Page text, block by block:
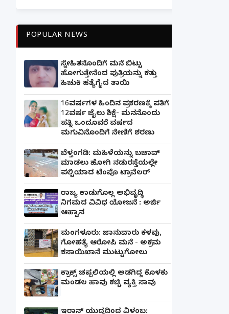
POPULAR NEWS
ಸ್ನೇಹಿತನೊಂದಿಗೆ ಮನೆ ಬಿಟ್ಟು
ಹೋಗುತ್ತೇನೆಂದ ಪುತ್ರಿಯನ್ನು ಕತ್ತು
ಹಿಚುಕಿ ಹತ್ಯೆಗೈದ ತಾಯಿ
16ವರ್ಷಗಳ ಹಿಂದಿನ ಪ್ರಕರಣಕ್ಕೆ ಪತಿಗೆ
12ವರ್ಷ ಜೈಲು ಶಿಕ್ಷೆ- ಮನನೊಂದು
ಪತ್ನಿ ಒಂದೂವರೆ ವರ್ಷದ
ಮಗುವಿನೊಂದಿಗೆ ನೇಣಿಗೆ ಶರಣು
ಬೆಳ್ತಂಗಡಿ: ಮಹಿಳೆಯನ್ನು ಬಚಾವ್
ಮಾಡಲು ಹೋಗಿ ನಡುರಸ್ತೆಯಲ್ಲೇ
ಪಲ್ಟಿಯಾದ ಟೆಂಪೊ ಟ್ರಾವೆಲರ್
ರಾಜ್ಯ ಕಾಡುಗೊಲ್ಲ ಅಭಿವೃದ್ಧಿ
ನಿಗಮದ ವಿವಿಧ ಯೋಜನೆ : ಅರ್ಜಿ
ಆಹ್ವಾನ
ಮಂಗಳೂರು: ಜಾನುವಾರು ಕಳವು,
ಗೋಹತ್ಯೆ ಆರೋಪಿ ಮನೆ - ಅಕ್ರಮ
ಕಸಾಯಿಖಾನೆ ಮುಟ್ಟುಗೋಲು
ಕ್ರಾಕ್ಸ್ ಚಪ್ಪಲಿಯಲ್ಲಿ ಅಡಗಿದ್ದ ಕೊಳಕು
ಮಂಡಲ ಹಾವು ಕಚ್ಚಿ ವ್ಯಕ್ತಿ ಸಾವು
ಇರಾನ್ ಯುದ್ಧದಿಂದ ವಿಳಂಬ: